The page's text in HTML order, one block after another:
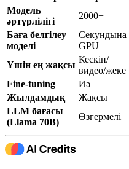
Модель
әртүрлілігі
2000+
Баға белгілеу
моделі
Секундына
GPU
Үшін ең жақсы
Кескін/
видео/жеке
Fine-tuning
Иә
Жылдамдық
Жақсы
LLM бағасы
(Llama 70B)
Өзгермелі